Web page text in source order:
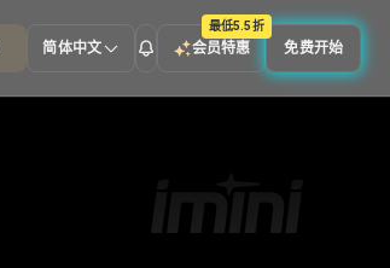
简体中文 会员特惠
最低5.5折
免费开始